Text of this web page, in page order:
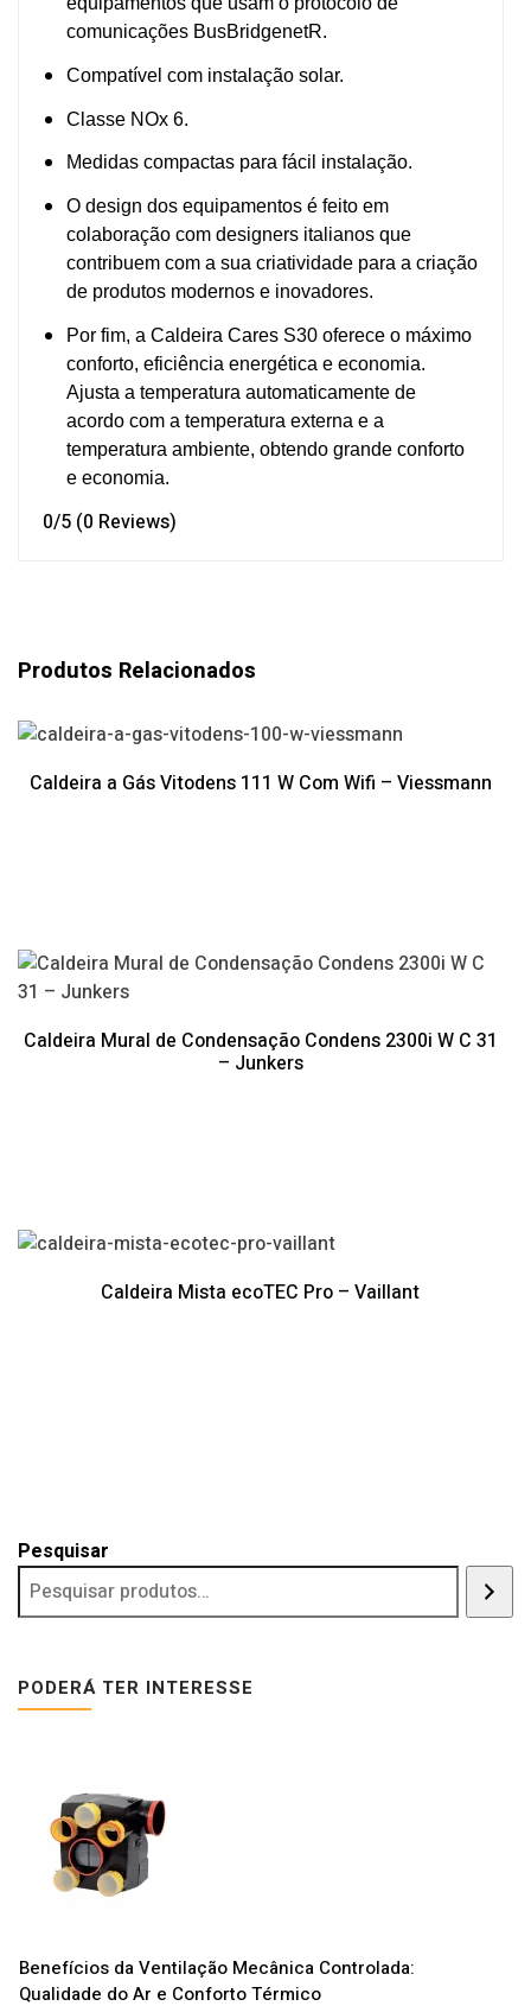
comunicações BusBridgenetR.
Compatível com instalação solar.
Classe NOx 6.
Medidas compactas para fácil instalação.
O design dos equipamentos é feito em
colaboração com designers italianos que
contribuem com a sua criatividade para a criação
de produtos modernos e inovadores.
Por fim, a Caldeira Cares S30 oferece o máximo
conforto, eficiência energética e economia.
Ajusta a temperatura automaticamente de
acordo com a temperatura externa e a
temperatura ambiente, obtendo grande conforto
e economia.
0/5 (0 Reviews)
Produtos Relacionados
Caldeira a Gás Vitodens 111 W Com Wifi – Viessmann
Caldeira Mural de Condensação Condens 2300i W C 31
– Junkers
Caldeira Mista ecoTEC Pro – Vaillant
Pesquisar
PODERÁ TER INTERESSE
Benefícios da Ventilação Mecânica Controlada:
Qualidade do Ar e Conforto Térmico